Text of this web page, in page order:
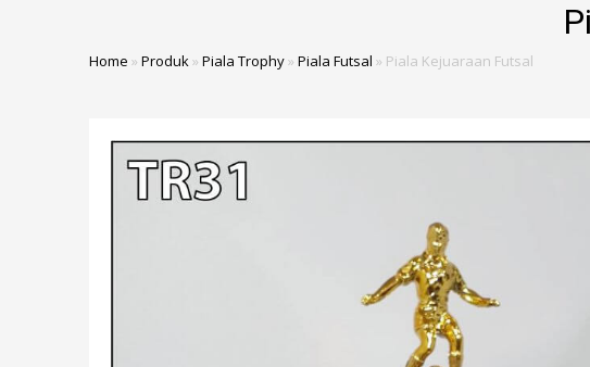
Home » Produk» Piala Trophy» Piala Futsal » Piala Kejuaraan Futsal